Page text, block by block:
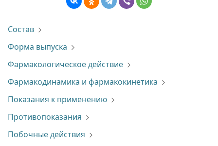
Состав
Форма выпуска
Фармакологическое действие
Фармакодинамика и фармакокинетика
Показания к применению
Противопоказания
Побочные действия